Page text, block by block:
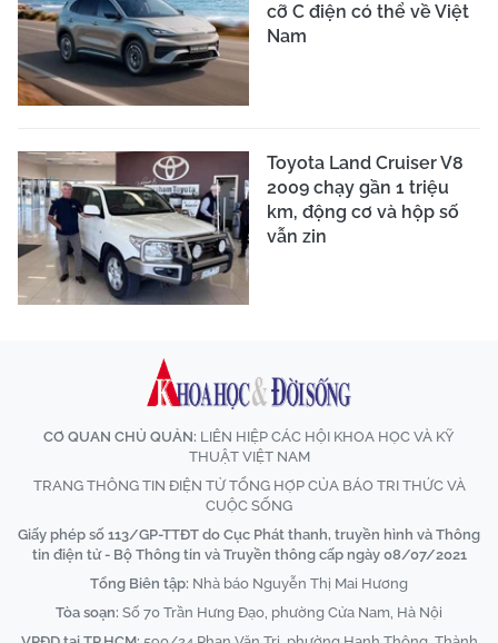
cỡ C điện có thể về Việt
Nam
Toyota Land Cruiser V8
2009 chạy gần 1 triệu
km, động cơ và hộp số
vẫn zin
CƠ QUAN CHỦ QUẢN: LIÊN HIỆP CÁC HỘI KHOA HỌC VÀ KỸ
THUẬT VIỆT NAM
TRANG THÔNG TIN ĐIỆN TỬ TỔNG HỢP CỦA BÁO TRI THỨC VÀ
CUỘC SỐNG
Giấy phép số 113/GP-TTĐT do Cục Phát thanh, truyền hình và Thông
tin điện tử - Bộ Thông tin và Truyền thông cấp ngày 08/07/2021
Tổng Biên tập: Nhà báo Nguyễn Thị Mai Hương
Tòa soạn: Số 70 Trần Hưng Đạo, phường Cửa Nam, Hà Nội